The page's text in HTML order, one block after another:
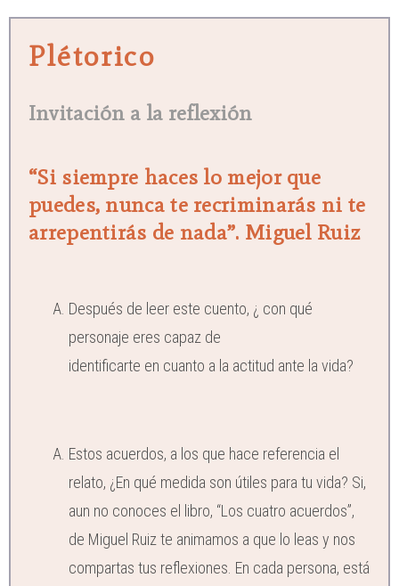
Plétorico
Invitación a la reflexión
“Si siempre haces lo mejor que
puedes, nunca te recriminarás ni te
arrepentirás de nada”. Miguel Ruiz
Después de leer este cuento, ¿ con qué
personaje eres capaz de
identificarte en cuanto a la actitud ante la vida?
Estos acuerdos, a los que hace referencia el
relato, ¿En qué medida son útiles para tu vida? Si,
aun no conoces el libro, “Los cuatro acuerdos”,
de Miguel Ruiz te animamos a que lo leas y nos
compartas tus reflexiones. En cada persona, está